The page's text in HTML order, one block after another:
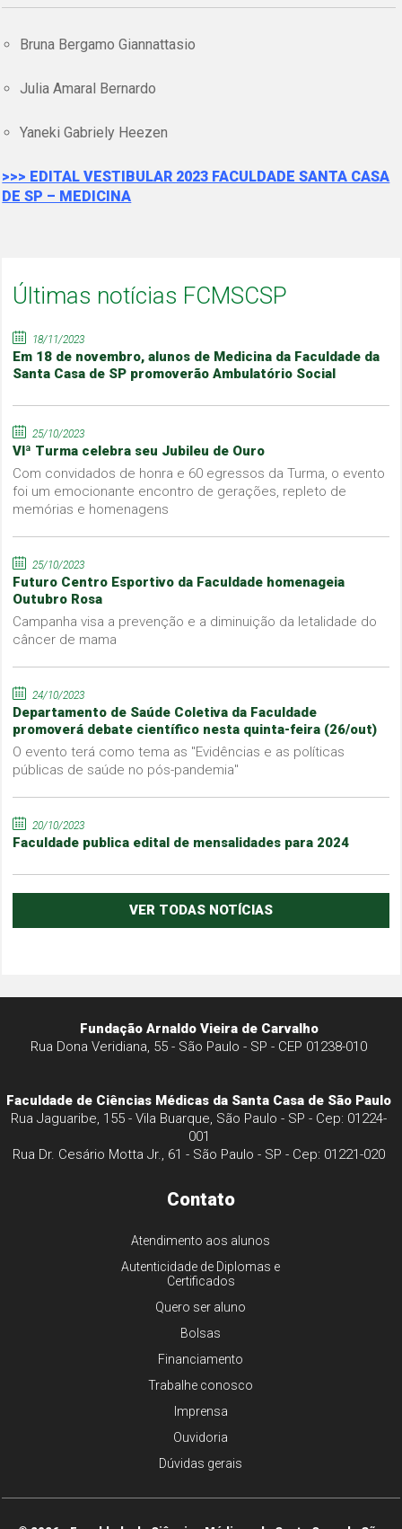
Bruna Bergamo Giannattasio
Julia Amaral Bernardo
Yaneki Gabriely Heezen
>>> EDITAL VESTIBULAR 2023 FACULDADE SANTA CASA
DE SP – MEDICINA
Últimas notícias FCMSCSP
18/11/2023
Em 18 de novembro, alunos de Medicina da Faculdade da
Santa Casa de SP promoverão Ambulatório Social
25/10/2023
VIª Turma celebra seu Jubileu de Ouro
Com convidados de honra e 60 egressos da Turma, o evento
foi um emocionante encontro de gerações, repleto de
memórias e homenagens
25/10/2023
Futuro Centro Esportivo da Faculdade homenageia
Outubro Rosa
Campanha visa a prevenção e a diminuição da letalidade do
câncer de mama
24/10/2023
Departamento de Saúde Coletiva da Faculdade
promoverá debate científico nesta quinta-feira (26/out)
O evento terá como tema as "Evidências e as políticas
públicas de saúde no pós-pandemia"
20/10/2023
Faculdade publica edital de mensalidades para 2024
VER TODAS NOTÍCIAS
Fundação Arnaldo Vieira de Carvalho
Rua Dona Veridiana, 55 - São Paulo - SP - CEP 01238-010
Faculdade de Ciências Médicas da Santa Casa de São Paulo
Rua Jaguaribe, 155 - Vila Buarque, São Paulo - SP - Cep: 01224-
001
Rua Dr. Cesário Motta Jr., 61 - São Paulo - SP - Cep: 01221-020
Contato
Atendimento aos alunos
Autenticidade de Diplomas e
Certificados
Quero ser aluno
Bolsas
Financiamento
Trabalhe conosco
Imprensa
Ouvidoria
Dúvidas gerais